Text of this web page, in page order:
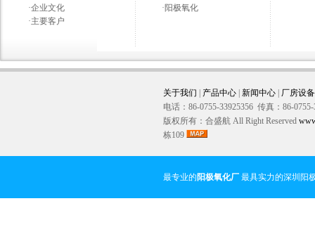
·企业文化
·主要客户
·阳极氧化
关于我们 | 产品中心 | 新闻中心 | 厂房设备
电话：86-0755-33925356 传真：86-
版权所有：合盛航 All Right Reserved
栋109
最专业的阳极氧化厂 最具实力的深圳阳